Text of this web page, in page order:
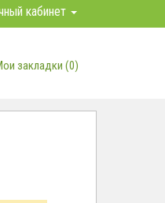
кабинет
закладки (0)